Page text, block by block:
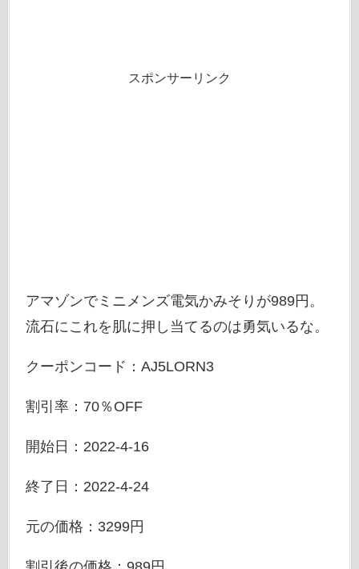
スポンサーリンク
アマゾンでミニメンズ電気かみそりが989円。
流石にこれを肌に押し当てるのは勇気いるな。
クーポンコード：AJ5LORN3
割引率：70％OFF
開始日：2022-4-16
終了日：2022-4-24
元の価格：3299円